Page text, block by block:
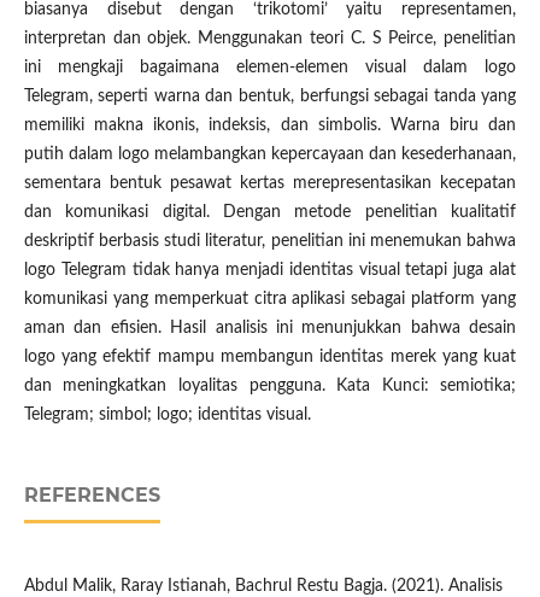
biasanya disebut dengan ‘trikotomi’ yaitu representamen,
interpretan dan objek. Menggunakan teori C. S Peirce, penelitian
ini mengkaji bagaimana elemen-elemen visual dalam logo
Telegram, seperti warna dan bentuk, berfungsi sebagai tanda yang
memiliki makna ikonis, indeksis, dan simbolis. Warna biru dan
putih dalam logo melambangkan kepercayaan dan kesederhanaan,
sementara bentuk pesawat kertas merepresentasikan kecepatan
dan komunikasi digital. Dengan metode penelitian kualitatif
deskriptif berbasis studi literatur, penelitian ini menemukan bahwa
logo Telegram tidak hanya menjadi identitas visual tetapi juga alat
komunikasi yang memperkuat citra aplikasi sebagai platform yang
aman dan efisien. Hasil analisis ini menunjukkan bahwa desain
logo yang efektif mampu membangun identitas merek yang kuat
dan meningkatkan loyalitas pengguna. Kata Kunci: semiotika;
Telegram; simbol; logo; identitas visual.
REFERENCES
Abdul Malik, Raray Istianah, Bachrul Restu Bagja. (2021). Analisis